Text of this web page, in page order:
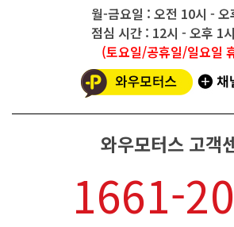
월-금요일 : 오전 10시 - 오
점심 시간 : 12시 - 오후 1
(토요일/공휴일/일요일
와우모터스 고객
1661-